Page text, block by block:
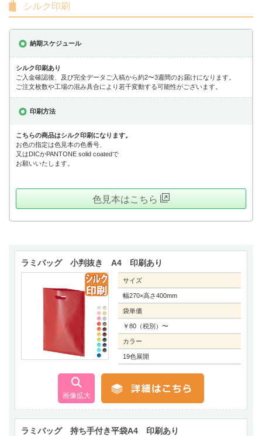
シルク印刷
納期スケジュール
シルク印刷あり
ご入金確認後、及び完全データご入稿から約2〜3週間のお届けになります。
ご注文枚数や工場の混み具合により若干変動する可能性がございます。
印刷方法
こちらの商品はシルク印刷になります。
お色の指定は色見本の色番号、
又はDICかPANTONE solid coatedで
お願いいたします。
色見本はこちら
ラミバッグ 小判抜き A4 印刷あり
サイズ
幅270×高さ400mm
袋単価
￥80（税別）〜
カラー
19色展開
ラミバッグ 持ち手付き平袋A4 印刷あり